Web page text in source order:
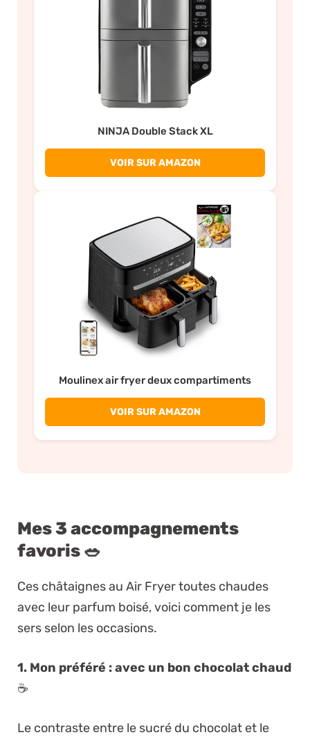
NINJA Double Stack XL
VOIR SUR AMAZON
Moulinex air fryer deux compartiments
VOIR SUR AMAZON
Mes 3 accompagnements
favoris 🥗
Ces châtaignes au Air Fryer toutes chaudes
avec leur parfum boisé, voici comment je les
sers selon les occasions.
1. Mon préféré : avec un bon chocolat chaud
☕
Le contraste entre le sucré du chocolat et le